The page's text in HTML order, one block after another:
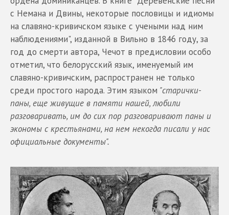
с Немана и Двины, некоторые пословицы и идиомы
на славяно-кривичском языке с учеными над ним
наблюдениями", изданной в Вильно в 1846 году, за
год до смерти автора, Чечот в предисловии особо
отметил, что белорусский язык, именуемый им
славяно-кривичским, распространен не только
среди простого народа. Этим языком "старички-
паны, еще живущие в памяти нашей, любили
разговаривать, им до сих пор разговаривают паны и
экономы с крестьянами, на нем некогда писали у нас
официальные документы".